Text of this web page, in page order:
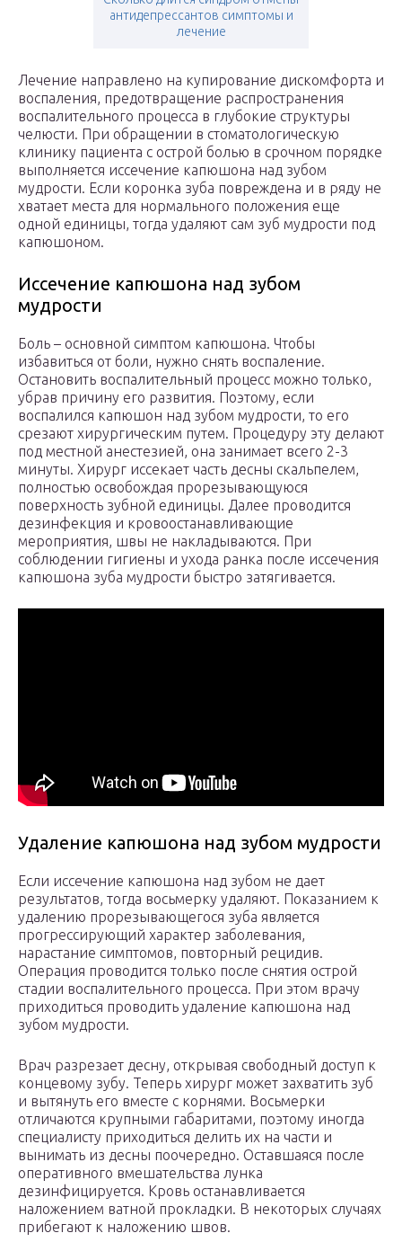
антидепрессантов симптомы и
лечение
Лечение направлено на купирование дискомфорта и
воспаления, предотвращение распространения
воспалительного процесса в глубокие структуры
челюсти. При обращении в стоматологическую
клинику пациента с острой болью в срочном порядке
выполняется иссечение капюшона над зубом
мудрости. Если коронка зуба повреждена и в ряду не
хватает места для нормального положения еще
одной единицы, тогда удаляют сам зуб мудрости под
капюшоном.
Иссечение капюшона над зубом
мудрости
Боль – основной симптом капюшона. Чтобы
избавиться от боли, нужно снять воспаление.
Остановить воспалительный процесс можно только,
убрав причину его развития. Поэтому, если
воспалился капюшон над зубом мудрости, то его
срезают хирургическим путем. Процедуру эту делают
под местной анестезией, она занимает всего 2-3
минуты. Хирург иссекает часть десны скальпелем,
полностью освобождая прорезывающуюся
поверхность зубной единицы. Далее проводится
дезинфекция и кровоостанавливающие
мероприятия, швы не накладываются. При
соблюдении гигиены и ухода ранка после иссечения
капюшона зуба мудрости быстро затягивается.
Удаление капюшона над зубом мудрости
Если иссечение капюшона над зубом не дает
результатов, тогда восьмерку удаляют. Показанием к
удалению прорезывающегося зуба является
прогрессирующий характер заболевания,
нарастание симптомов, повторный рецидив.
Операция проводится только после снятия острой
стадии воспалительного процесса. При этом врачу
приходиться проводить удаление капюшона над
зубом мудрости.
Врач разрезает десну, открывая свободный доступ к
концевому зубу. Теперь хирург может захватить зуб
и вытянуть его вместе с корнями. Восьмерки
отличаются крупными габаритами, поэтому иногда
специалисту приходиться делить их на части и
вынимать из десны поочередно. Оставшаяся после
оперативного вмешательства лунка
дезинфицируется. Кровь останавливается
наложением ватной прокладки. В некоторых случаях
прибегают к наложению швов.